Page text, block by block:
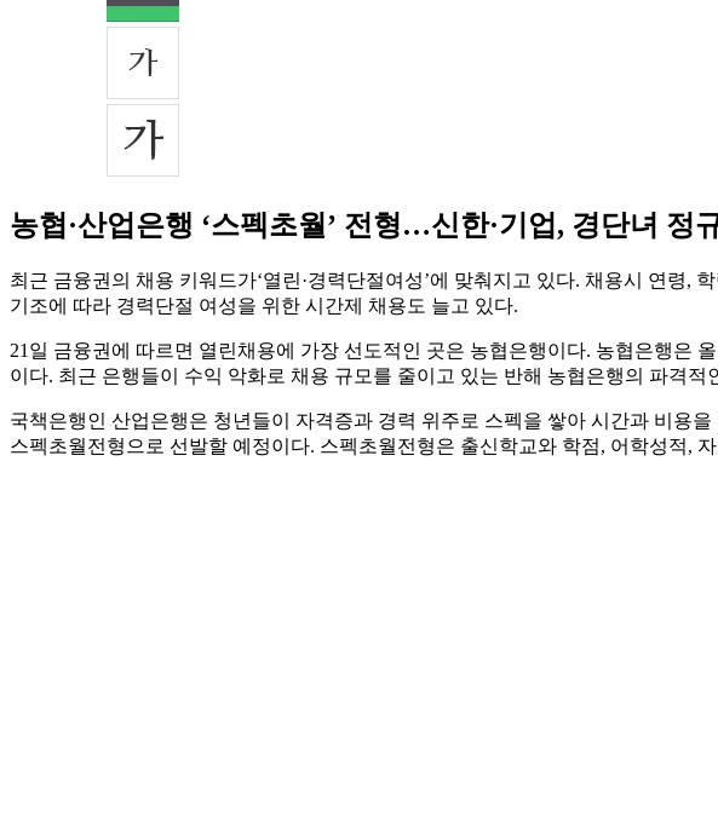
농협·산업은행 ‘스펙초월’ 전형…신한·기업, 경단녀 정
최근 금융권의 채용 키워드가‘열린·경력단절여성’에 맞춰지고 있다. 채용시 연령
기조에 따라 경력단절 여성을 위한 시간제 채용도 늘고 있다.
21일 금융권에 따르면 열린채용에 가장 선도적인 곳은 농협은행이다. 농협은행은
이다. 최근 은행들이 수익 악화로 채용 규모를 줄이고 있는 반해 농협은행의 파격
국책은행인 산업은행은 청년들이 자격증과 경력 위주로 스펙을 쌓아 시간과 비용
스펙초월전형으로 선발할 예정이다. 스펙초월전형은 출신학교와 학점, 어학성적,